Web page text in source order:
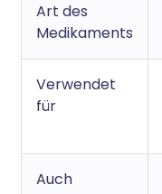
Art des
Medikaments
Verwendet
für
Auch